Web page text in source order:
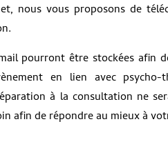
nous vous proposons de
pourront être stockées
en lien avec psycho-
à la consultation ne
afin de répondre au mieux à